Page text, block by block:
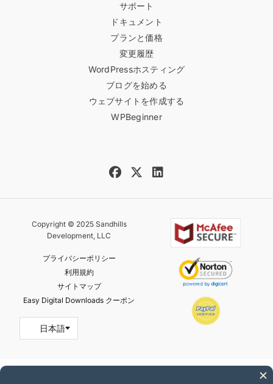
サポート
ドキュメント
プランと価格
変更履歴
WordPressホスティング
ブログを始める
ウェブサイトを作成する
WPBeginner
Copyright © 2025 Sandhills
Development, LLC
プライバシーポリシー
利用規約
サイトマップ
Easy Digital Downloads クーポン